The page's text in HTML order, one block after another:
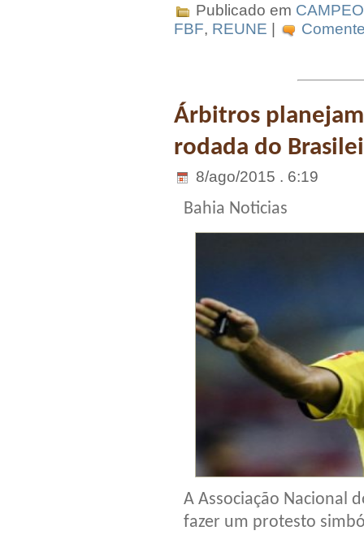
Publicado em
FBF, REUNE |
Árbitros
rodada do
8/ago/2015 . 6:19
Bahia Noticias
A Associação Nacional
fazer um protesto